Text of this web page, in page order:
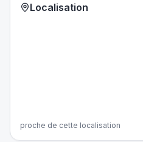
Localisation
proche de cette localisation